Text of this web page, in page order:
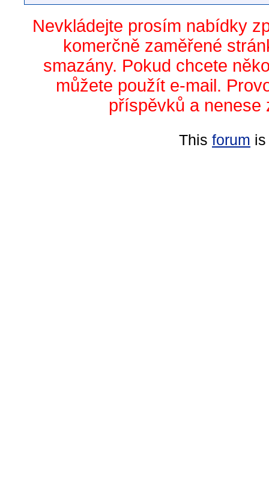
Nevkládejte prosím nabídky
komerčně zaměřené
smazány. Pokud chcete
můžete použít e-mail.
příspěvků a nenese
This forum